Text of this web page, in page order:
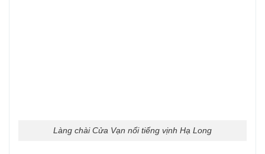
Làng chài Cửa Vạn nổi tiếng vịnh Hạ Long